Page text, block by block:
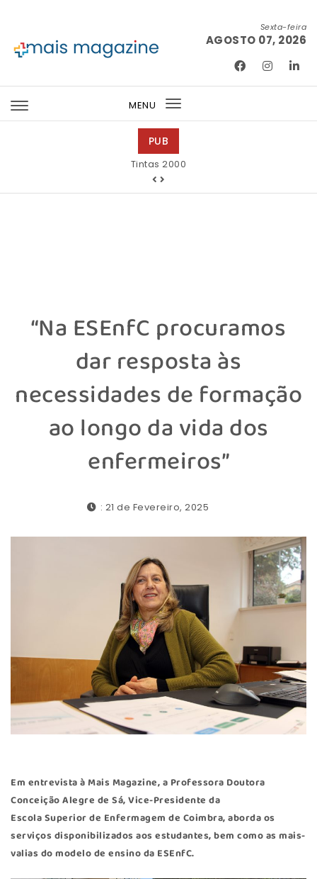
Sexta-feira
AGOSTO 07, 2026
MENU
Toggle
PUB
Tintas 2000
“Na ESEnfC procuramos
dar resposta às
necessidades de formação
ao longo da vida dos
enfermeiros”
: 21 de Fevereiro, 2025
Em entrevista à Mais Magazine, a Professora Doutora
Conceição Alegre de Sá, Vice-Presidente da
Escola Superior de Enfermagem de Coimbra, aborda os
serviços disponibilizados aos estudantes, bem como as mais-
valias do modelo de ensino da ESEnfC.